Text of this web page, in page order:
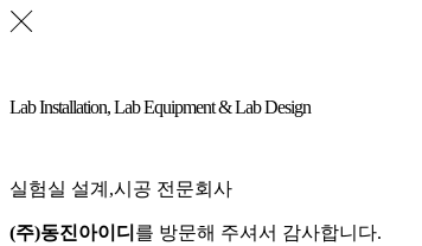
Lab Installation, Lab Equipment & Lab Design
실험실 설계,시공 전문회사
(주)동진아이디 를 방문해 주셔서 감사합니다.